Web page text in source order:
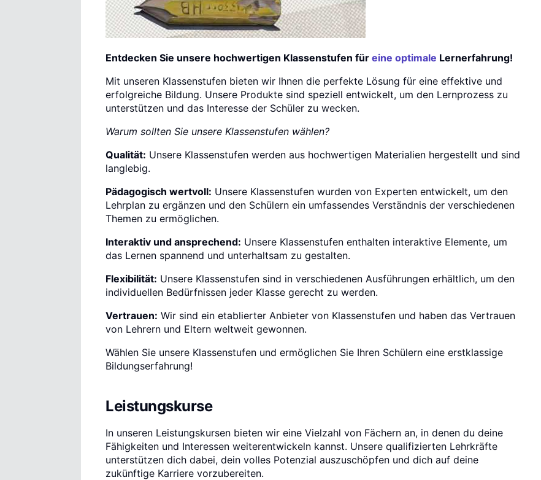
Entdecken Sie unsere hochwertigen Klassenstufen für eine optimale Lernerfahrung!
Mit unseren Klassenstufen bieten wir Ihnen die perfekte Lösung für eine effektive und
erfolgreiche Bildung. Unsere Produkte sind speziell entwickelt, um den Lernprozess zu
unterstützen und das Interesse der Schüler zu wecken.
Warum sollten Sie unsere Klassenstufen wählen?
Qualität: Unsere Klassenstufen werden aus hochwertigen Materialien hergestellt und sind
langlebig.
Pädagogisch wertvoll: Unsere Klassenstufen wurden von Experten entwickelt, um den
Lehrplan zu ergänzen und den Schülern ein umfassendes Verständnis der verschiedenen
Themen zu ermöglichen.
Interaktiv und ansprechend: Unsere Klassenstufen enthalten interaktive Elemente, um
das Lernen spannend und unterhaltsam zu gestalten.
Flexibilität: Unsere Klassenstufen sind in verschiedenen Ausführungen erhältlich, um den
individuellen Bedürfnissen jeder Klasse gerecht zu werden.
Vertrauen: Wir sind ein etablierter Anbieter von Klassenstufen und haben das Vertrauen
von Lehrern und Eltern weltweit gewonnen.
Wählen Sie unsere Klassenstufen und ermöglichen Sie Ihren Schülern eine erstklassige
Bildungserfahrung!
Leistungskurse
In unseren Leistungskursen bieten wir eine Vielzahl von Fächern an, in denen du deine
Fähigkeiten und Interessen weiterentwickeln kannst. Unsere qualifizierten Lehrkräfte
unterstützen dich dabei, dein volles Potenzial auszuschöpfen und dich auf deine
zukünftige Karriere vorzubereiten.